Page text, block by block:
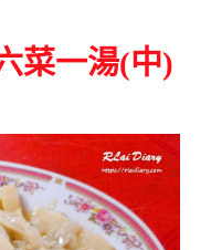
菜一湯(中)